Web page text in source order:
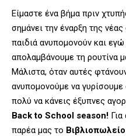
Είμαστε ένα βήμα πριν
σημάνει την έναρξη της
παιδιά ανυπομονούν και εγώ
απολαμβάνουμε τη ρουτίνα
Μάλιστα, όταν αυτές
ανυπομονούμε να γυρίσουμε
πολύ να κάνεις έξυπνες
Back to School season!
παρέα μας το